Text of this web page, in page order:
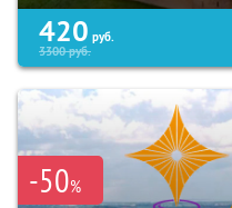
420 руб.
3300руб.
-50%